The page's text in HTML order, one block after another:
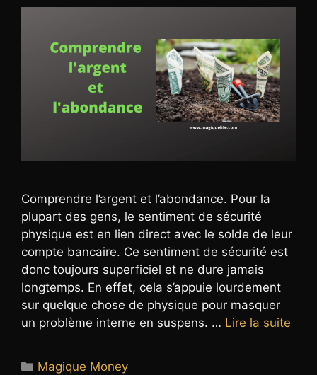
Comprendre l’argent et l’abondance. Pour la
plupart des gens, le sentiment de sécurité
physique est en lien direct avec le solde de leur
compte bancaire. Ce sentiment de sécurité est
donc toujours superficiel et ne dure jamais
longtemps. En effet, cela s’appuie lourdement
sur quelque chose de physique pour masquer
un problème interne en suspens. … Lire la suite
Catégories
Magique Money